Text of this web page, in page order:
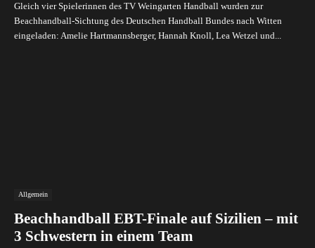
Gleich vier Spielerinnen des TV Weingarten Handball wurden zur
Beachhandball-Sichtung des Deutschen Handball Bundes nach Witten
eingeladen: Amelie Hartmannsberger, Hannah Knoll, Lea Wetzel und...
Allgemein
Beachhandball EBT-Finale auf Sizilien – mit
3 Schwestern in einem Team